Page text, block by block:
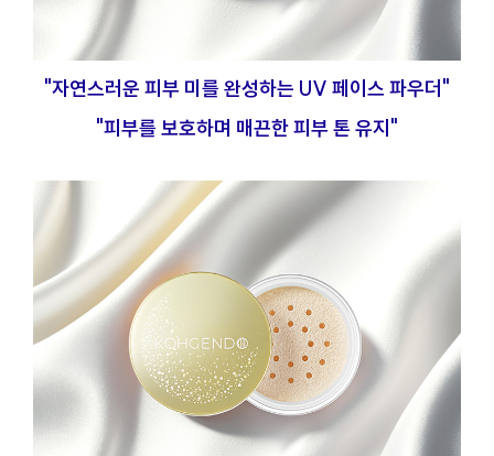
"자연스러운 피부 미를 완성하는 UV 페이스 파우더"
"피부를 보호하며 매끈한 피부 톤 유지"